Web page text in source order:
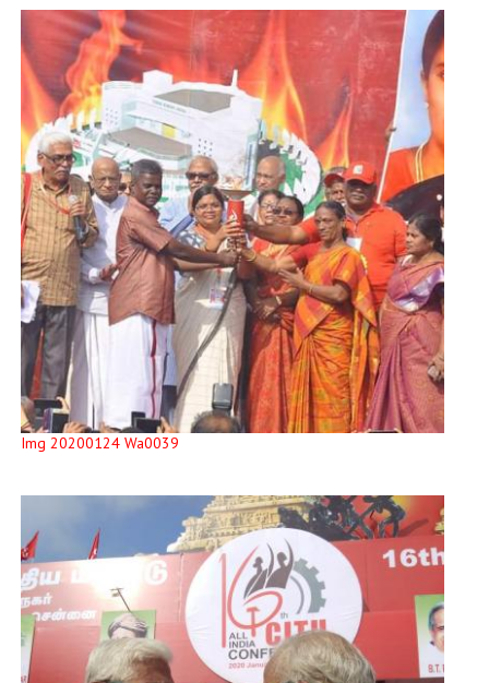
Img 20200124 Wa0039